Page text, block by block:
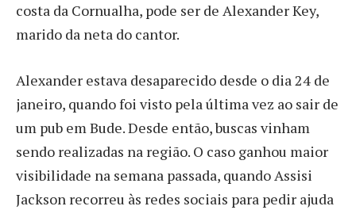
costa da Cornualha, pode ser de Alexander Key,
marido da neta do cantor.
Alexander estava desaparecido desde o dia 24 de
janeiro, quando foi visto pela última vez ao sair de
um pub em Bude. Desde então, buscas vinham
sendo realizadas na região. O caso ganhou maior
visibilidade na semana passada, quando Assisi
Jackson recorreu às redes sociais para pedir ajuda